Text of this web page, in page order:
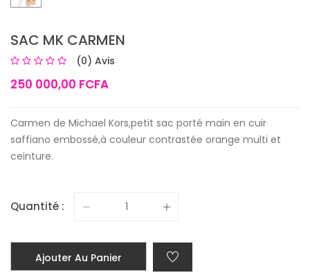
SAC MK CARMEN
(0) Avis
250 000,00 FCFA
Carmen de Michael Kors,petit sac porté main en cuir
saffiano embossé,à couleur contrastée orange multi et
ceinture.
Quantité :
Ajouter Au Panier